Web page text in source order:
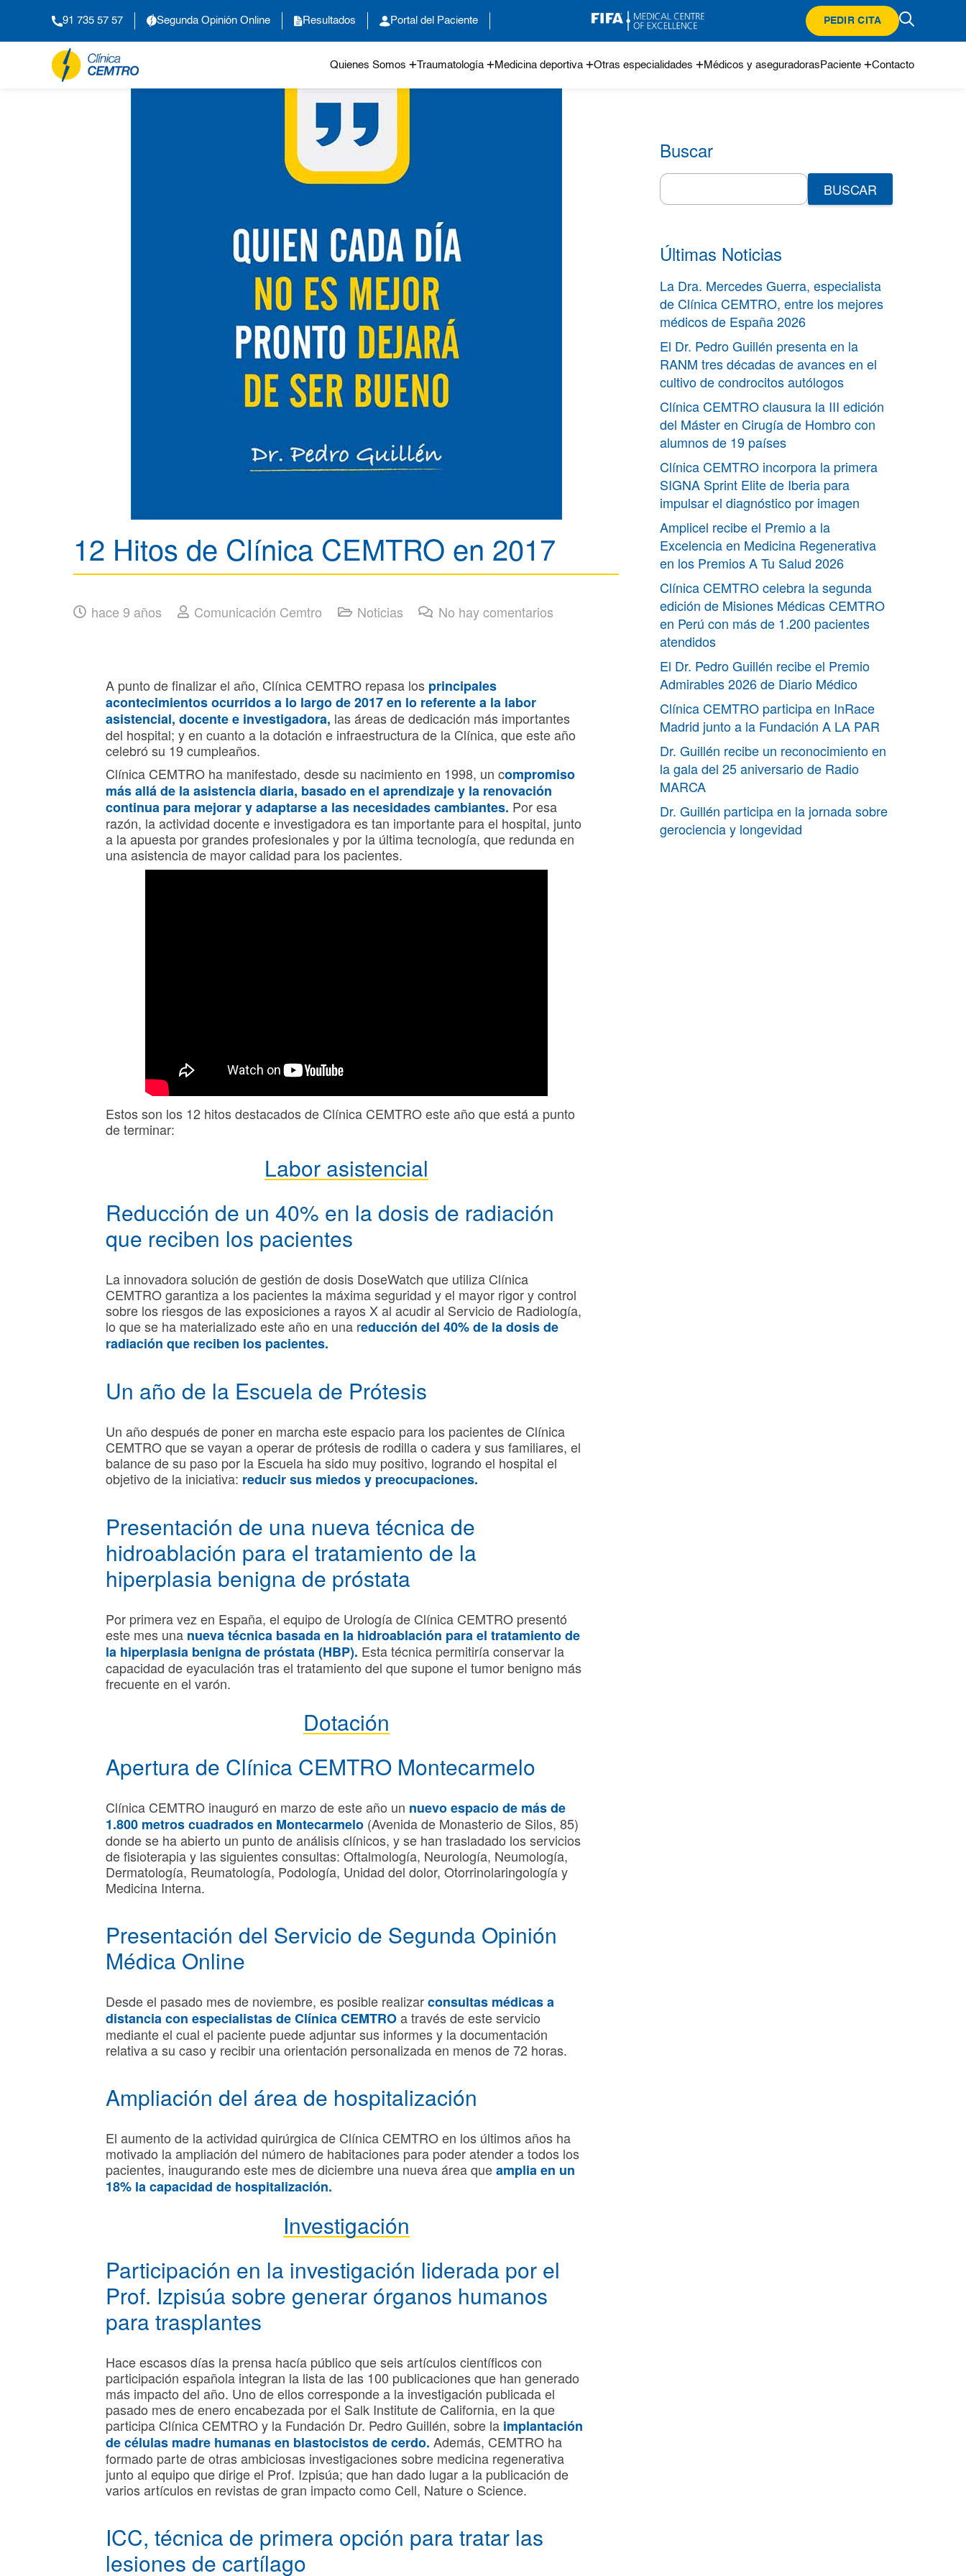
91 735 57 57 Segunda Opinión Online Resultados Portal del Paciente PEDIR CITA
Quienes Somos Traumatología Medicina deportiva Otras especialidades Médicos y aseguradoras Paciente Contacto
12 Hitos de Clínica CEMTRO en 2017
hace 9 años Comunicación Cemtro Noticias No hay comentarios
A punto de finalizar el año, Clínica CEMTRO repasa los principales
acontecimientos ocurridos a lo largo de 2017 en lo referente a la labor
asistencial, docente e investigadora, las áreas de dedicación más importantes
del hospital; y en cuanto a la dotación e infraestructura de la Clínica, que este año
celebró su 19 cumpleaños.
Clínica CEMTRO ha manifestado, desde su nacimiento en 1998, un compromiso
más allá de la asistencia diaria, basado en el aprendizaje y la renovación
continua para mejorar y adaptarse a las necesidades cambiantes. Por esa
razón, la actividad docente e investigadora es tan importante para el hospital, junto
a la apuesta por grandes profesionales y por la última tecnología, que redunda en
una asistencia de mayor calidad para los pacientes.
Estos son los 12 hitos destacados de Clínica CEMTRO este año que está a punto
de terminar:
Labor asistencial
Reducción de un 40% en la dosis de radiación
que reciben los pacientes
La innovadora solución de gestión de dosis DoseWatch que utiliza Clínica
CEMTRO garantiza a los pacientes la máxima seguridad y el mayor rigor y control
sobre los riesgos de las exposiciones a rayos X al acudir al Servicio de Radiología,
lo que se ha materializado este año en una reducción del 40% de la dosis de
radiación que reciben los pacientes.
Un año de la Escuela de Prótesis
Un año después de poner en marcha este espacio para los pacientes de Clínica
CEMTRO que se vayan a operar de prótesis de rodilla o cadera y sus familiares, el
balance de su paso por la Escuela ha sido muy positivo, logrando el hospital el
objetivo de la iniciativa: reducir sus miedos y preocupaciones.
Presentación de una nueva técnica de
hidroablación para el tratamiento de la
hiperplasia benigna de próstata
Por primera vez en España, el equipo de Urología de Clínica CEMTRO presentó
este mes una nueva técnica basada en la hidroablación para el tratamiento de
la hiperplasia benigna de próstata (HBP). Esta técnica permitiría conservar la
capacidad de eyaculación tras el tratamiento del que supone el tumor benigno más
frecuente en el varón.
Dotación
Apertura de Clínica CEMTRO Montecarmelo
Clínica CEMTRO inauguró en marzo de este año un nuevo espacio de más de
1.800 metros cuadrados en Montecarmelo (Avenida de Monasterio de Silos, 85)
donde se ha abierto un punto de análisis clínicos, y se han trasladado los servicios
de fisioterapia y las siguientes consultas: Oftalmología, Neurología, Neumología,
Dermatología, Reumatología, Podología, Unidad del dolor, Otorrinolaringología y
Medicina Interna.
Presentación del Servicio de Segunda Opinión
Médica Online
Desde el pasado mes de noviembre, es posible realizarconsultas médicas a
distancia con especialistas de Clínica CEMTROa través de este servicio
mediante el cual el paciente puede adjuntar sus informes y la documentación
relativa a su caso y recibir una orientación personalizada en menos de 72 horas.
Ampliación del área de hospitalización
El aumento de la actividad quirúrgica de Clínica CEMTRO en los últimos años ha
motivado la ampliación del número de habitaciones para poder atender a todos los
pacientes, inaugurando este mes de diciembre una nueva área queamplia en un
18% la capacidad de hospitalización.
Investigación
Participación en la investigación liderada por el
Prof. Izpisúa sobre generar órganos humanos
para trasplantes
Hace escasos días la prensa hacía público que seis artículos científicos con
participación española integran la lista de las 100 publicaciones que han generado
más impacto del año. Uno de ellos corresponde a la investigación publicada el
pasado mes de enero encabezada por el Salk Institute de California, en la que
participa Clínica CEMTRO y la Fundación Dr. Pedro Guillén, sobre la implantación
de células madre humanas en blastocistos de cerdo. Además, CEMTRO ha
formado parte de otras ambiciosas investigaciones sobre medicina regenerativa
junto al equipo que dirige el Prof. Izpisúa; que han dado lugar a la publicación de
varios artículos en revistas de gran impacto como Cell, Nature o Science.
ICC, técnica de primera opción para tratar las
lesiones de cartílago
Buscar
Search
for:
Últimas Noticias
La Dra. Mercedes Guerra, especialista
de Clínica CEMTRO, entre los mejores
médicos de España 2026
El Dr. Pedro Guillén presenta en la
RANM tres décadas de avances en el
cultivo de condrocitos autólogos
Clínica CEMTRO clausura la III edición
del Máster en Cirugía de Hombro con
alumnos de 19 países
Clínica CEMTRO incorpora la primera
SIGNA Sprint Elite de Iberia para
impulsar el diagnóstico por imagen
Amplicel recibe el Premio a la
Excelencia en Medicina Regenerativa
en los Premios A Tu Salud 2026
Clínica CEMTRO celebra la segunda
edición de Misiones Médicas CEMTRO
en Perú con más de 1.200 pacientes
atendidos
El Dr. Pedro Guillén recibe el Premio
Admirables 2026 de Diario Médico
Clínica CEMTRO participa en InRace
Madrid junto a la Fundación A LA PAR
Dr. Guillén recibe un reconocimiento en
la gala del 25 aniversario de Radio
MARCA
Dr. Guillén participa en la jornada sobre
gerociencia y longevidad